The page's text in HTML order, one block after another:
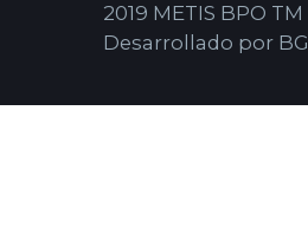
2019 METIS BPO TM
Desarrollado por BG